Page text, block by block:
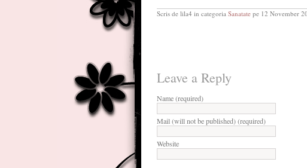
Scris de lila4 in categoria Sanatate pe 12 November
Leave a Reply
Name (required)
Mail (will not be published) (required)
Website